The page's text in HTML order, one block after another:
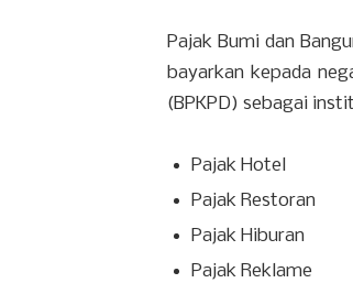
Pajak Bumi dan
bayarkan kepada
(BPKPD) sebagai
Pajak Hotel
Pajak Restoran
Pajak Hiburan
Pajak Reklame